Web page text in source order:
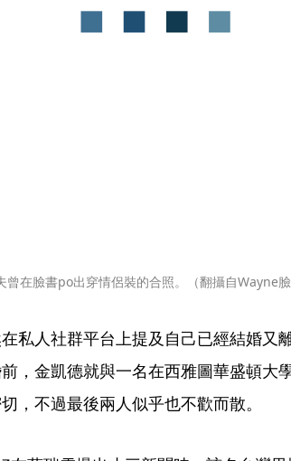
曾在臉書po出穿情侶裝的合照。（翻攝自Wayne臉
私人社群平台上提及自己已經結婚又
，金凱德就與一名在西雅圖華盛頓大
，不過最後兩人似乎也不歡而散。